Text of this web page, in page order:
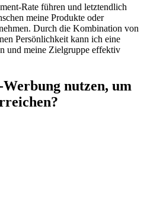
Rate führen und letztendlich
meine Produkte oder
Durch die Kombination von
Persönlichkeit kann ich eine
und meine Zielgruppe effektiv
nutzen, um